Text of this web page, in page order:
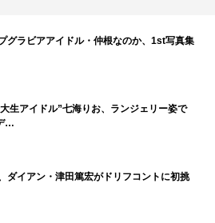
グラビアアイドル・仲根なのか、1st写真集
生アイドル”七海りお、ランジェリー姿で
…
ダイアン・津田篤宏がドリフコントに初挑